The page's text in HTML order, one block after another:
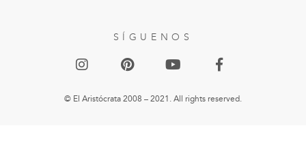
SÍGUENOS
© El Aristócrata 2008 – 2021. All rights reserved.